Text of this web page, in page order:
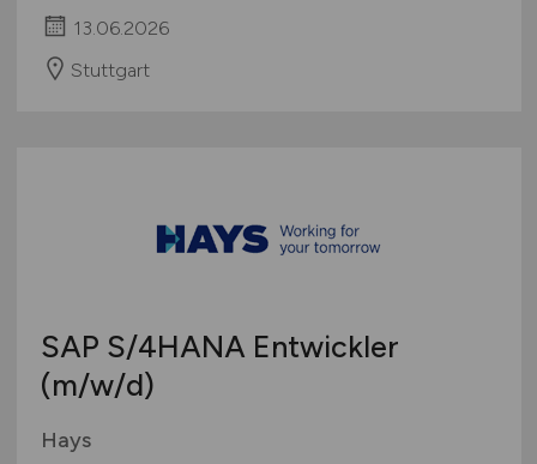
13.06.2026
Stuttgart
SAP S/4HANA Entwickler
(m/w/d)
Hays